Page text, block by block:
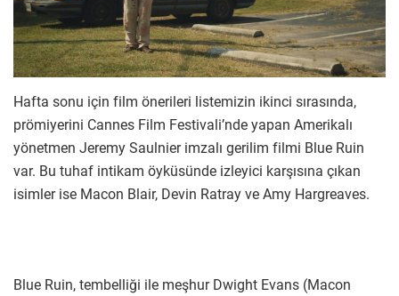
Hafta sonu için film önerileri listemizin ikinci sırasında,
prömiyerini Cannes Film Festivali’nde yapan Amerikalı
yönetmen Jeremy Saulnier imzalı gerilim filmi Blue Ruin
var. Bu tuhaf intikam öyküsünde izleyici karşısına çıkan
isimler ise Macon Blair, Devin Ratray ve Amy Hargreaves.
Blue Ruin, tembelliği ile meşhur Dwight Evans (Macon